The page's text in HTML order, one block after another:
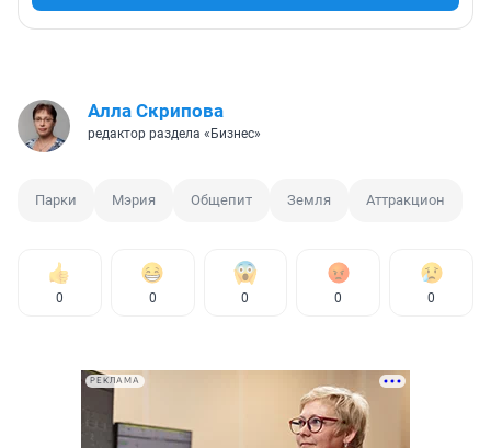
Алла Скрипова
редактор раздела «Бизнес»
Парки Мэрия Общепит Земля Аттракцион
0 0 0 0 0
РЕКЛАМА